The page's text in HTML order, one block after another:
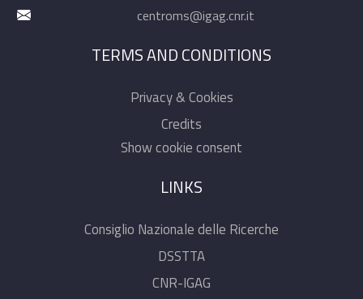
centroms@igag.cnr.it
TERMS AND CONDITIONS
Privacy & Cookies
Credits
Show cookie consent
LINKS
Consiglio Nazionale delle Ricerche
DSSTTA
CNR-IGAG